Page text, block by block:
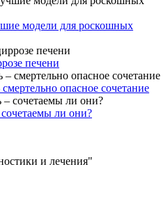
модели для роскошных
печени
опасное сочетание
ли они?
и лечения"